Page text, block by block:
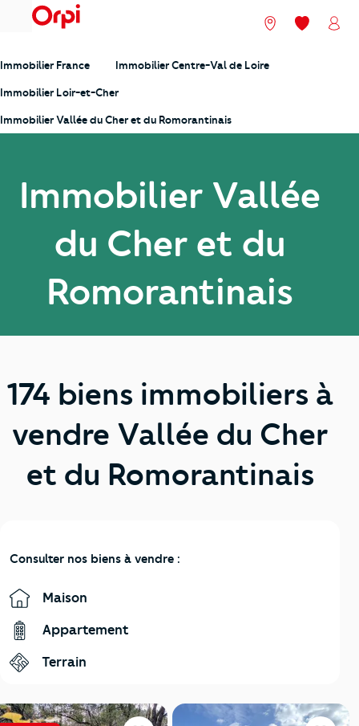
menu Nos agences
Mes
Immobilier France Immobilier Centre-Val de Loire
Immobilier Loir-et-Cher
Immobilier Vallée du Cher et du Romorantinais
Immobilier Vallée
du Cher et du
Romorantinais
174 biens immobiliers à
vendre Vallée du Cher
et du Romorantinais
Consulter nos biens à vendre :
Maison
Appartement
Terrain